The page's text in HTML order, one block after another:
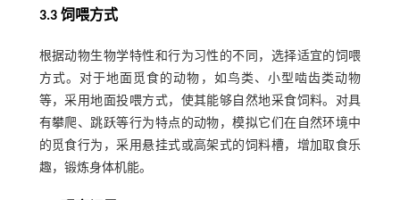
3.3 饲喂方式
根据动物生物学特性和行为习性的不同，选择适宜的饲喂
方式。对于地面觅食的动物，如鸟类、小型啮齿类动物
等，采用地面投喂方式，使其能够自然地采食饲料。对具
有攀爬、跳跃等行为特点的动物，模拟它们在自然环境中
的觅食行为，采用悬挂式或高架式的饲料槽，增加取食乐
趣，锻炼身体机能。